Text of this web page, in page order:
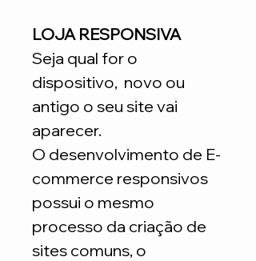
LOJA RESPONSIVA
Seja qual for o
dispositivo, novo ou
antigo o seu site vai
aparecer.
O desenvolvimento de E-
commerce responsivos
possui o mesmo
processo da criação de
sites comuns, o